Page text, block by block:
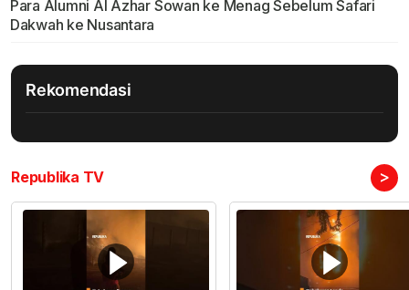
Para Alumni Al Azhar Sowan ke Menag Sebelum Safari
Dakwah ke Nusantara
Rekomendasi
Republika TV >